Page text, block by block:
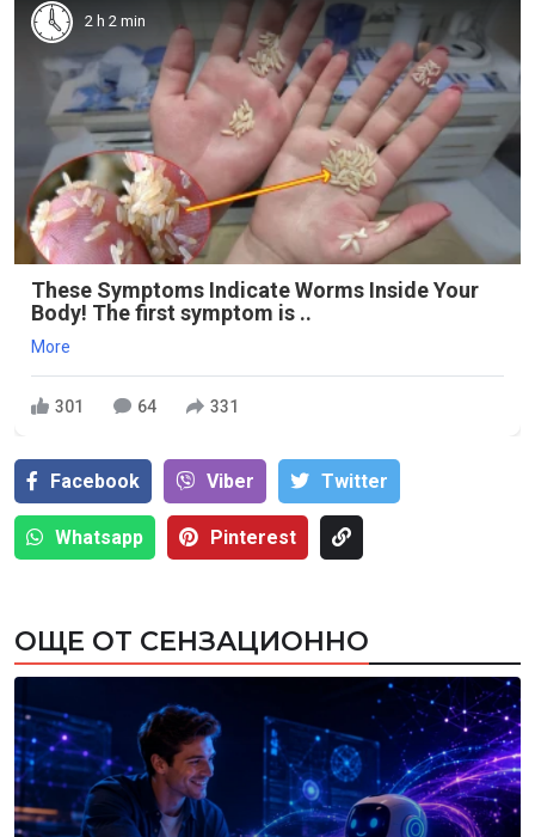
2 h 2 min
These Symptoms Indicate Worms Inside Your
Body! The first symptom is ..
More
301 64 331
Facebook Viber Тwitter
Whatsapp Pinterest
ОЩЕ ОТ СЕНЗАЦИОННО